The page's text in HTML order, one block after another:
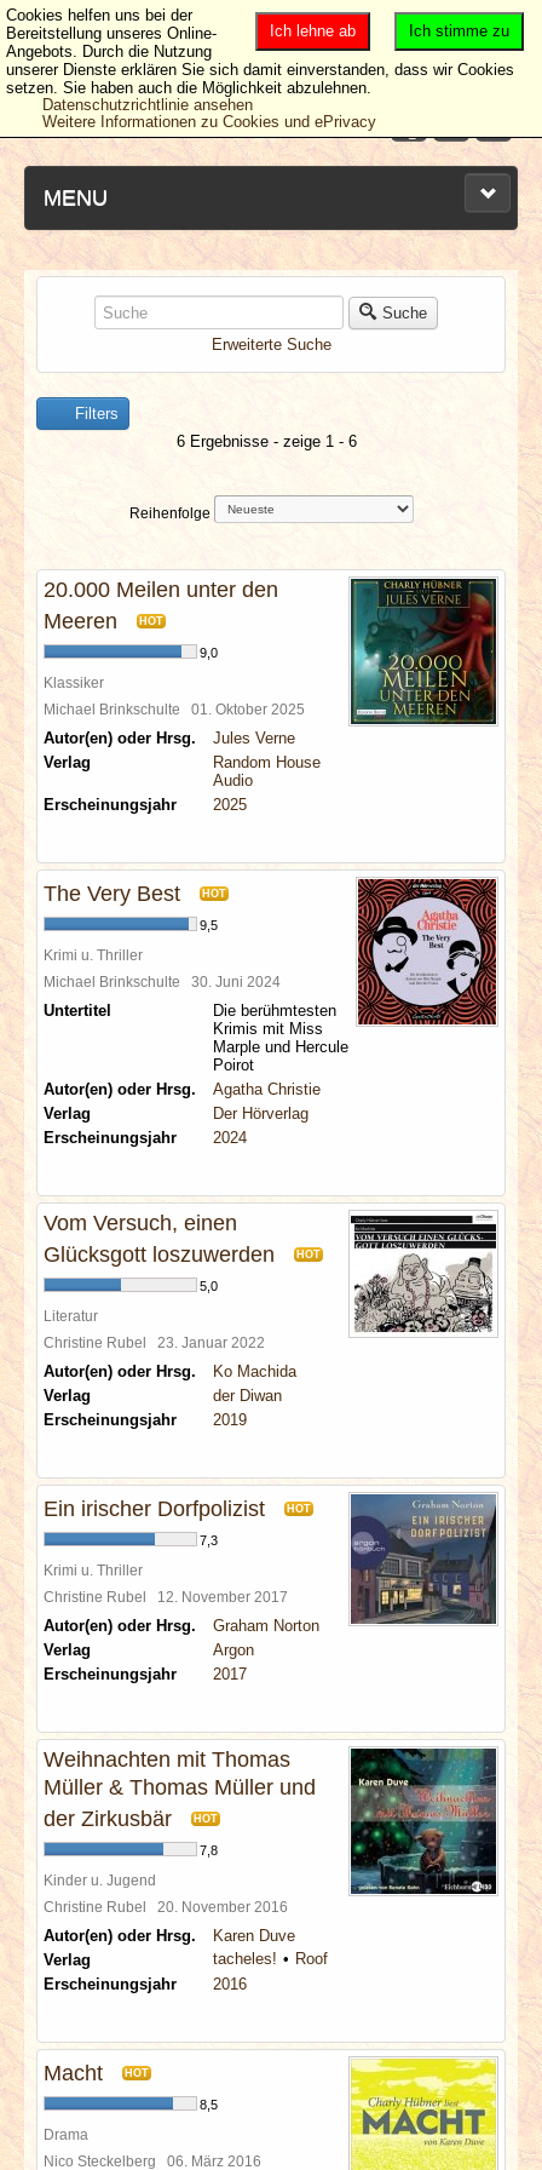
MENU
NEUESTE ARTIKEL
NEWS & DATES
BERICHTE
SPECIALS
REDAKTION
LINKS
ARCHIV
Suche
Erweiterte Suche
Filters
6 Ergebnisse - zeige 1 - 6
Reihenfolge
20.000 Meilen unter den
Meeren
HOT
9,0
Klassiker
Michael Brinkschulte 01. Oktober 2025
Autor(en) oder Hrsg.
Jules Verne
Verlag
Random House
Audio
Erscheinungsjahr
2025
The Very Best HOT
9,5
Krimi u. Thriller
Michael Brinkschulte 30. Juni 2024
Untertitel
Die berühmtesten
Krimis mit Miss
Marple und Hercule
Poirot
Autor(en) oder Hrsg.
Agatha Christie
Verlag
Der Hörverlag
Erscheinungsjahr
2024
Vom Versuch, einen
Glücksgott loszuwerden
HOT
5,0
Literatur
Christine Rubel 23. Januar 2022
Autor(en) oder Hrsg.
Ko Machida
Verlag
der Diwan
Erscheinungsjahr
2019
Ein irischer Dorfpolizist HOT
7,3
Krimi u. Thriller
Christine Rubel 12. November 2017
Autor(en) oder Hrsg.
Graham Norton
Verlag
Argon
Erscheinungsjahr
2017
Weihnachten mit Thomas
Müller & Thomas Müller und
der Zirkusbär
HOT
7,8
Kinder u. Jugend
Christine Rubel 20. November 2016
Autor(en) oder Hrsg.
Karen Duve
Verlag
tacheles!
Roof
Erscheinungsjahr
2016
Macht HOT
8,5
Drama
Nico Steckelberg 06. März 2016
Ich stimme zu
Ich lehne ab
Cookies helfen uns bei der
Bereitstellung unseres Online-
Angebots. Durch die Nutzung
unserer Dienste erklären Sie sich damit einverstanden, dass wir Cookies
setzen. Sie haben auch die Möglichkeit abzulehnen.
Datenschutzrichtlinie ansehen
Weitere Informationen zu Cookies und ePrivacy